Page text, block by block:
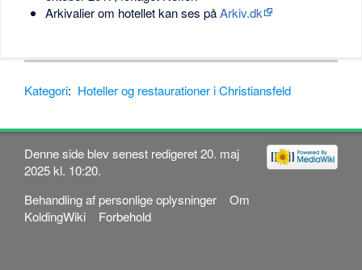
Arkivalier om hotellet kan ses påArkiv.dk
Kategori: Hoteller og restaurationer i Christiansfeld
Denne side blev senest redigeret 20. maj
2025 kl. 10:20.
Behandling af personlige oplysninger
Om
KoldingWiki
Forbehold